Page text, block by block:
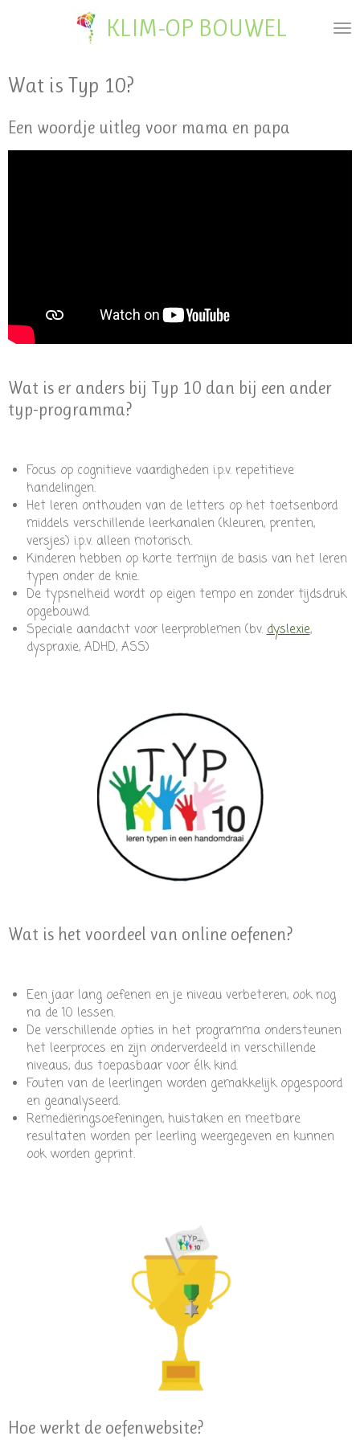
hoofdinhoud
KLIM-OP BOUWEL
Wat is Typ 10?
Een woordje uitleg voor mama en papa
Wat is er anders bij Typ 10 dan bij een ander
typ-programma?
Focus op cognitieve vaardigheden i.p.v. repetitieve
handelingen.
Het leren onthouden van de letters op het toetsenbord
middels verschillende leerkanalen (kleuren, prenten,
versjes) i.p.v. alleen motorisch.
Kinderen hebben op korte termijn de basis van het leren
typen onder de knie.
De typsnelheid wordt op eigen tempo en zonder tijdsdruk
opgebouwd.
Speciale aandacht voor leerproblemen (bv.dyslexie,
dyspraxie, ADHD, ASS)
Wat is het voordeel van online oefenen?
Een jaar lang oefenen en je niveau verbeteren, ook nog
na de 10 lessen.
De verschillende opties in het programma ondersteunen
het leerproces en zijn onderverdeeld in verschillende
niveaus, dus toepasbaar voor élk kind.
Fouten van de leerlingen worden gemakkelijk opgespoord
en geanalyseerd.
Remediëringsoefeningen, huistaken en meetbare
resultaten worden per leerling weergegeven en kunnen
ook worden geprint.
Hoe werkt de oefenwebsite?